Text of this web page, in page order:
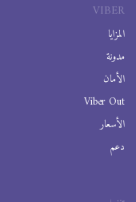
VIBER
المزايا
مدونة
الأمان
Viber Out
الأسعار
دعم